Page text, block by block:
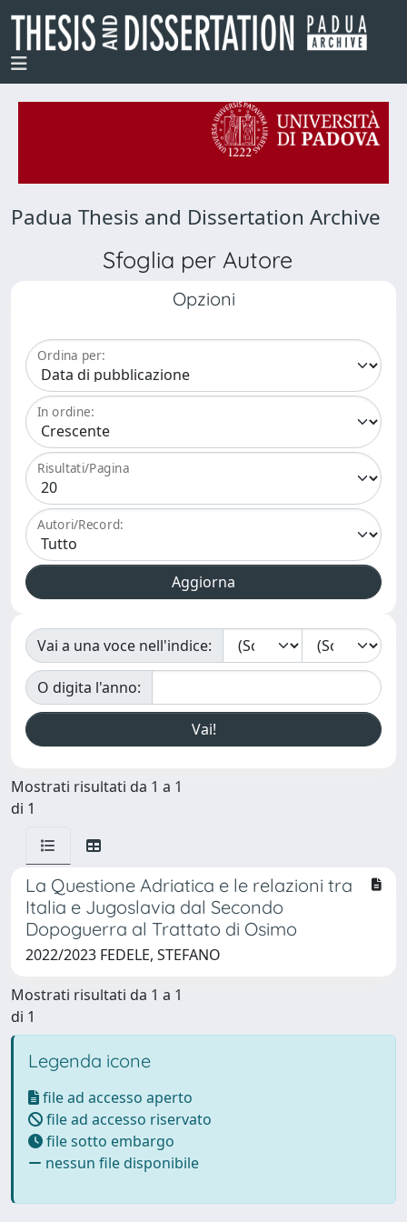
Padua Thesis and Dissertation Archive
Sfoglia per Autore
Opzioni
Ordina per:
In ordine:
Risultati/Pagina
Autori/Record:
Vai a una voce nell'indice:
O digita l'anno:
Mostrati risultati da 1 a 1
di 1
La Questione Adriatica e le relazioni tra
Italia e Jugoslavia dal Secondo
Dopoguerra al Trattato di Osimo
2022/2023 FEDELE, STEFANO
Mostrati risultati da 1 a 1
di 1
Legenda icone
file ad accesso aperto
file ad accesso riservato
file sotto embargo
nessun file disponibile